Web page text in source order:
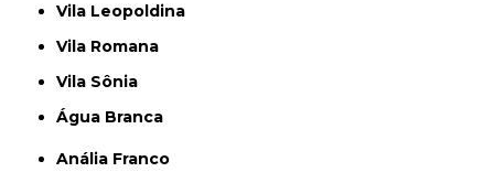
Vila Leopoldina
Vila Romana
Vila Sônia
Água Branca
Anália Franco